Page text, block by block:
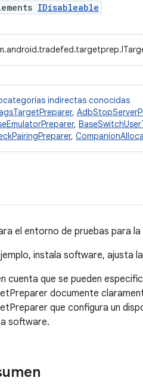
IDisableable
indirectas conocidas
,
,
,
el entorno de pruebas para
instala software, ajusta
cuenta que se pueden
documente
que configura un
software.